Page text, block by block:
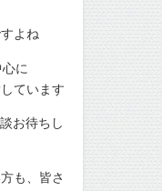
よね
に
ています
お待ちし
も、皆さ